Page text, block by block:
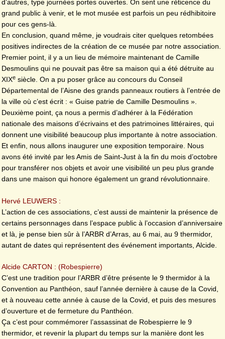
d’autres, type journées portes ouvertes. On sent une réticence du
grand public à venir, et le mot musée est parfois un peu rédhibitoire
pour ces gens-là.
En conclusion, quand même, je voudrais citer quelques retombées
positives indirectes de la création de ce musée par notre association.
Premier point, il y a un lieu de mémoire maintenant de Camille
Desmoulins qui ne pouvait pas être sa maison qui a été détruite au
XIXe siècle. On a pu poser grâce au concours du Conseil
Départemental de l’Aisne des grands panneaux routiers à l’entrée de
la ville où c’est écrit : « Guise patrie de Camille Desmoulins ».
Deuxième point, ça nous a permis d’adhérer à la Fédération
nationale des maisons d’écrivains et des patrimoines littéraires, qui
donnent une visibilité beaucoup plus importante à notre association.
Et enfin, nous allons inaugurer une exposition temporaire. Nous
avons été invité par les Amis de Saint-Just à la fin du mois d’octobre
pour transférer nos objets et avoir une visibilité un peu plus grande
dans une maison qui honore également un grand révolutionnaire.
Hervé LEUWERS :
L’action de ces associations, c’est aussi de maintenir la présence de
certains personnages dans l’espace public à l’occasion d’anniversaire
et là, je pense bien sûr à l’ARBR d’Arras, au 6 mai, au 9 thermidor,
autant de dates qui représentent des événement importants, Alcide.
Alcide CARTON : (Robespierre)
C’est une tradition pour l’ARBR d’être présente le 9 thermidor à la
Convention au Panthéon, sauf l’année dernière à cause de la Covid,
et à nouveau cette année à cause de la Covid, et puis des mesures
d’ouverture et de fermeture du Panthéon.
Ça c’est pour commémorer l’assassinat de Robespierre le 9
thermidor, et revenir la plupart du temps sur la manière dont les